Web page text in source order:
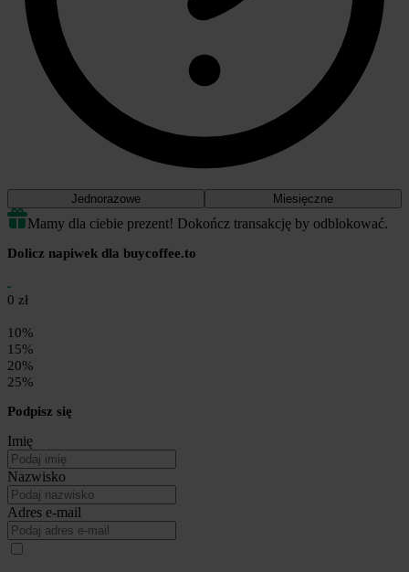
Jednorazowe Miesięczne
Mamy dla ciebie prezent! Dokończ transakcję by odblokować.
Dolicz napiwek dla buycoffee.to
0 zł
10%
15%
20%
25%
Podpisz się
Imię
Nazwisko
Adres e-mail